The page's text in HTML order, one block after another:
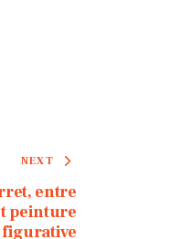
NEXT
entre
peinture
figurative